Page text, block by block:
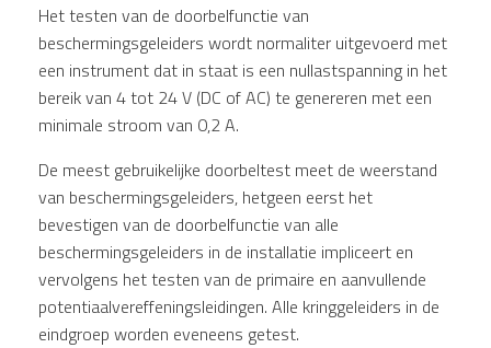
Het testen van de doorbelfunctie van
beschermingsgeleiders wordt normaliter uitgevoerd met
een instrument dat in staat is een nullastspanning in het
bereik van 4 tot 24 V (DC of AC) te genereren met een
minimale stroom van 0,2 A.
De meest gebruikelijke doorbeltest meet de weerstand
van beschermingsgeleiders, hetgeen eerst het
bevestigen van de doorbelfunctie van alle
beschermingsgeleiders in de installatie impliceert en
vervolgens het testen van de primaire en aanvullende
potentiaalvereffeningsleidingen. Alle kringgeleiders in de
eindgroep worden eveneens getest.